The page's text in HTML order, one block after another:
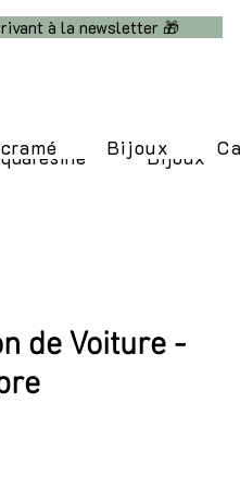
à la newsletter 🎁
Bijoux
de Voiture -
Bijoux